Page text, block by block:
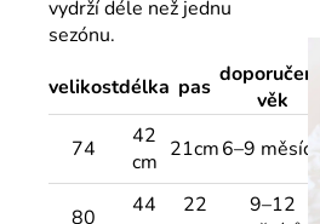
vydrží déle než jednu
sezónu.
velikostdélka pas doporučený
věk
74
42
cm 21cm6–9 měsíců
80
44
22
9–12